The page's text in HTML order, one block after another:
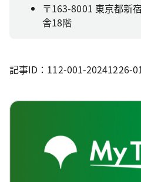
〒163-8001 東京都新
舎18階
記事ID：112-001-20241226-